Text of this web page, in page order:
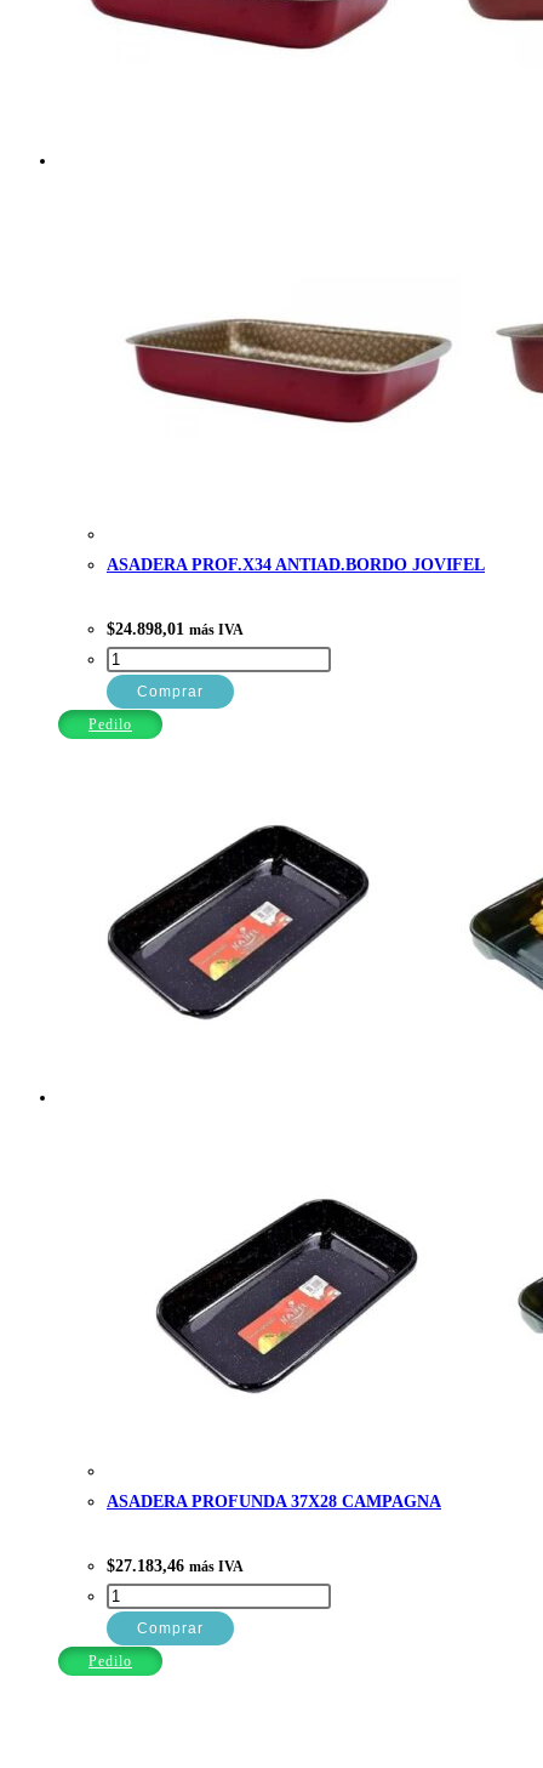
ASADERA PROF.X34 ANTIAD.BORDO JOVIFEL
$24.898,01 más IVA
ASADERA
PROF.X34
ANTIAD.BORDO
Comprar
Pedilo
ASADERA PROFUNDA 37X28 CAMPAGNA
$27.183,46 más IVA
ASADERA
PROFUNDA
37X28
Comprar
Pedilo